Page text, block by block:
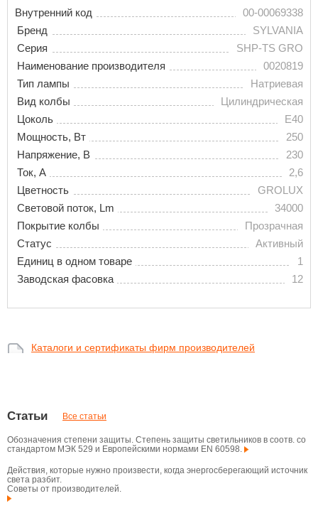
Внутренний код
00-00069338
Бренд
SYLVANIA
Серия
SHP-TS GRO
Наименование производителя
0020819
Тип лампы
Натриевая
Вид колбы
Цилиндрическая
Цоколь
E40
Мощность, Вт
250
Напряжение, В
230
Ток, A
2,6
Цветность
GROLUX
Световой поток, Lm
34000
Покрытие колбы
Прозрачная
Статус
Активный
Единиц в одном товаре
1
Заводская фасовка
12
Каталоги и сертификаты фирм производителей
Статьи Все статьи
Обозначения степени защиты. Степень защиты светильников в соотв. со
стандартом МЭК 529 и Европейскими нормами EN 60598.
Действия, которые нужно произвести, когда энергосберегающий источник
света разбит.
Советы от производителей.